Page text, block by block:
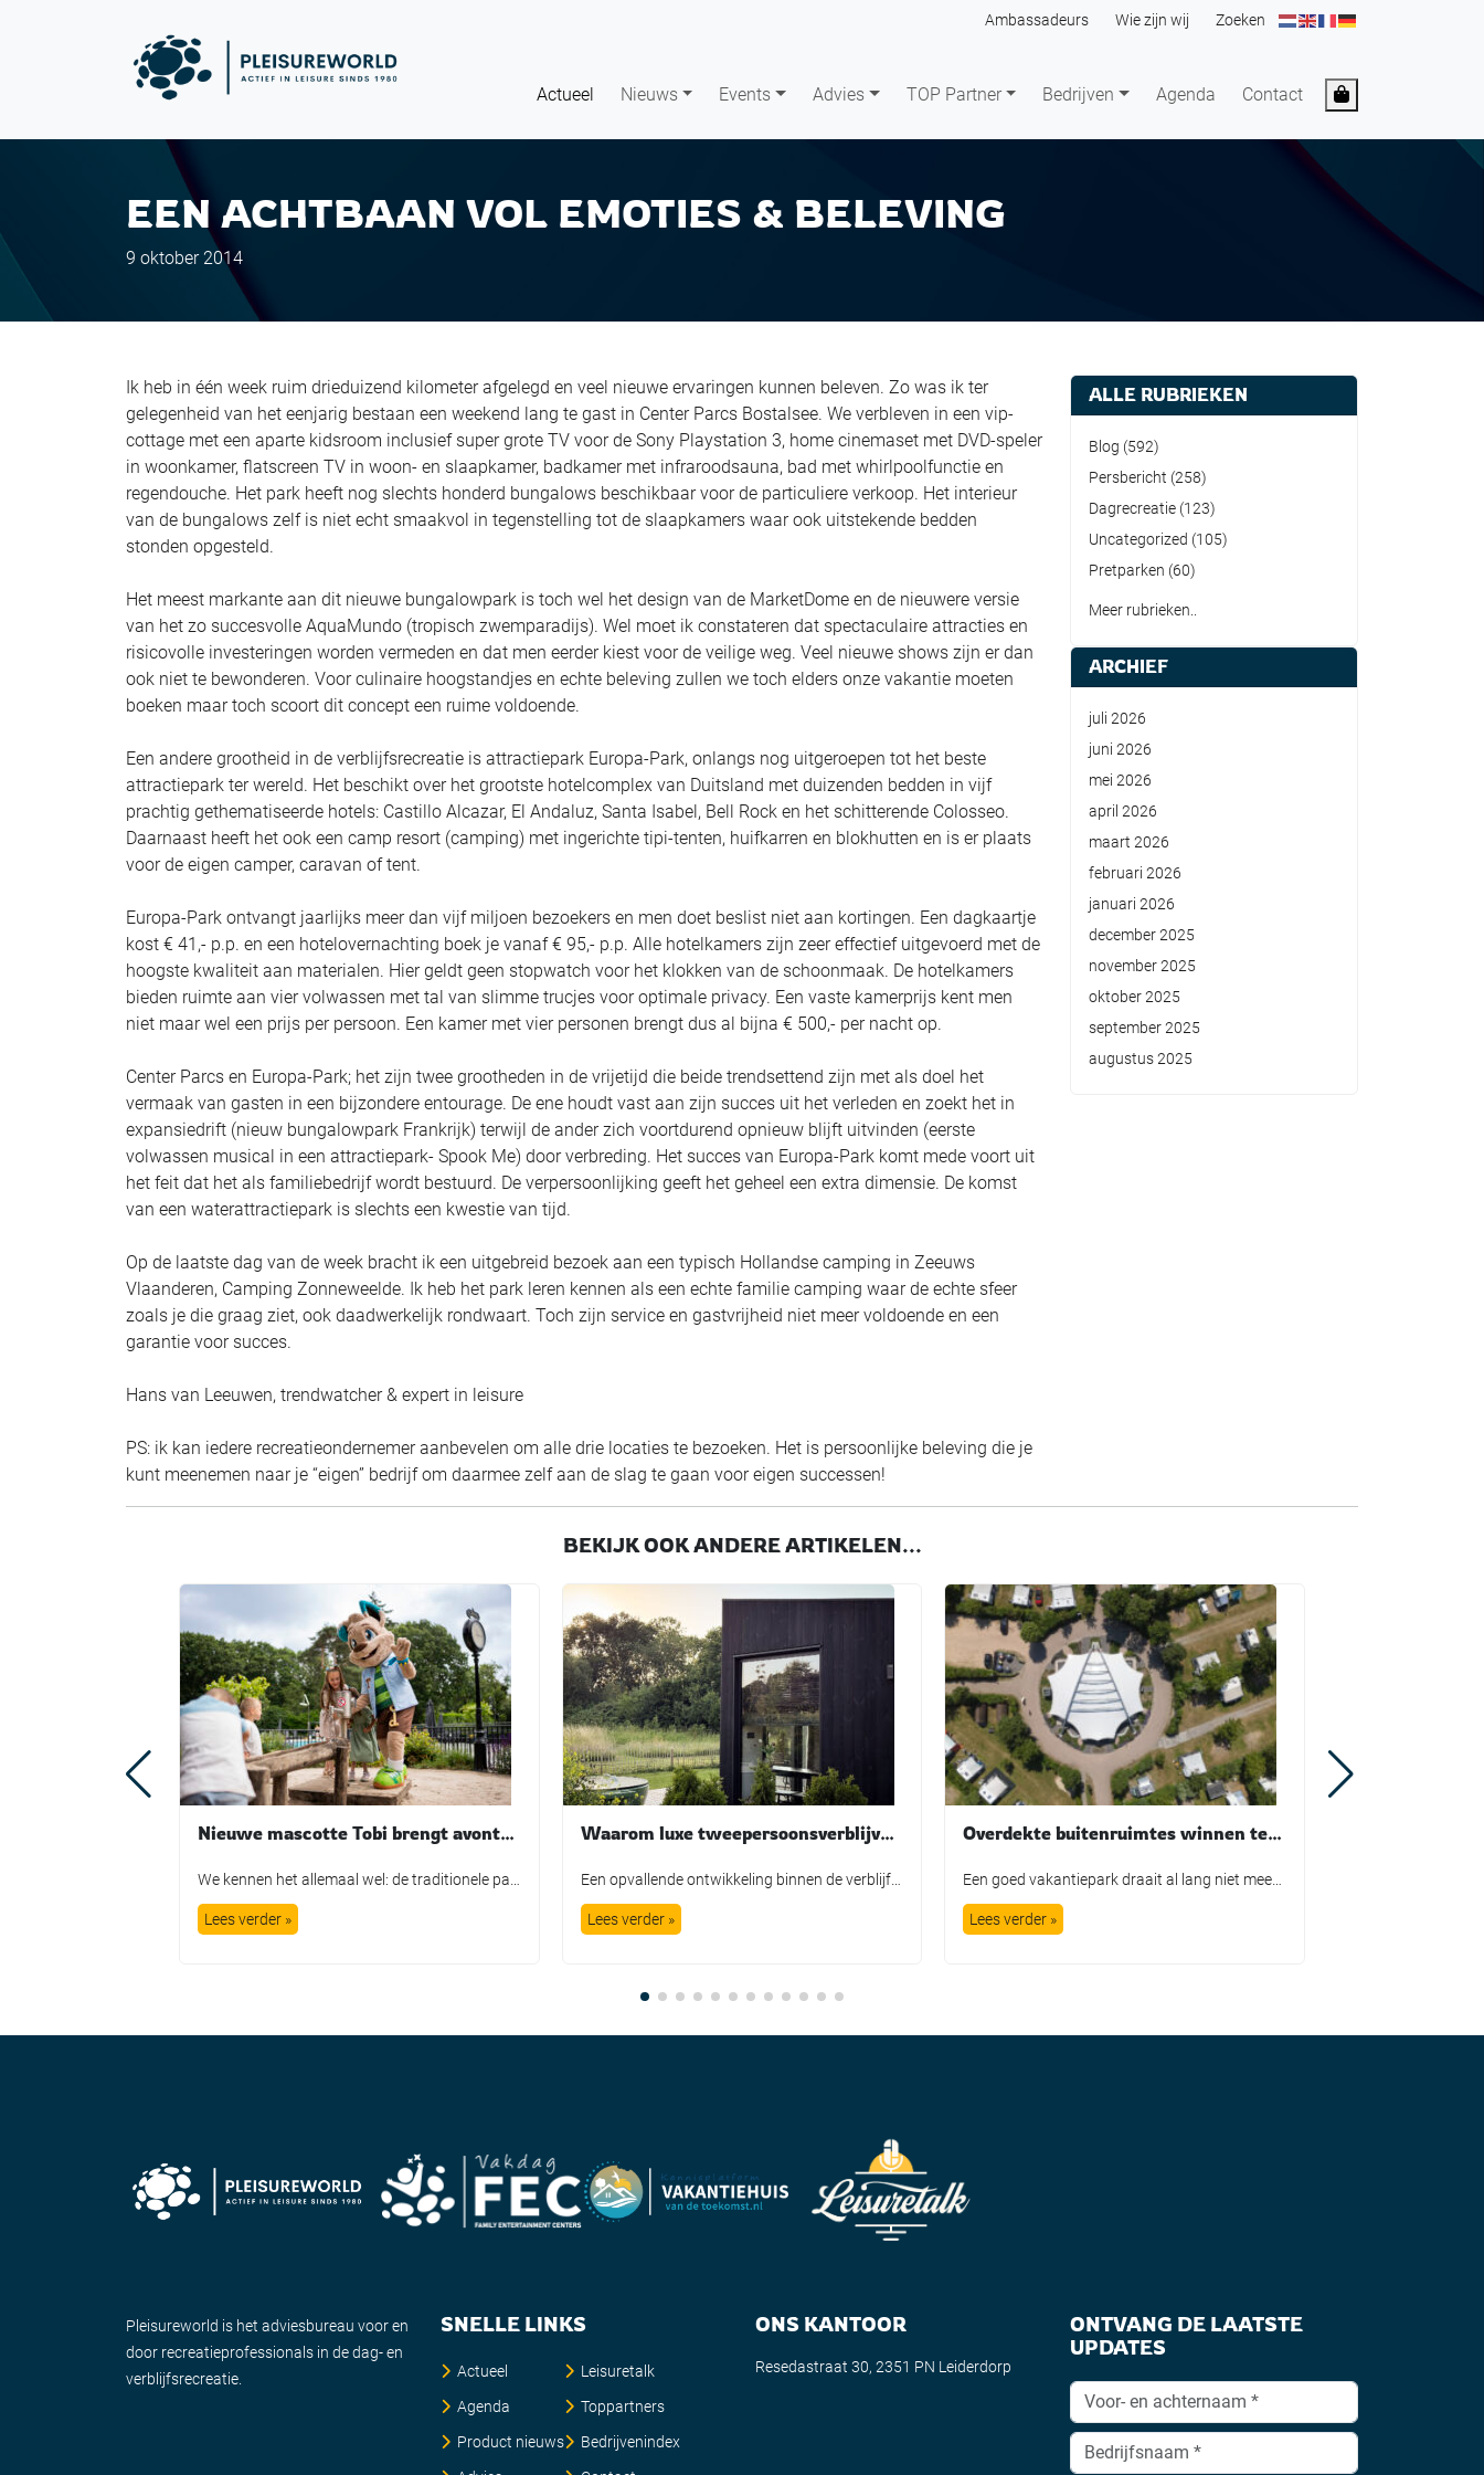
Ambassadeurs Wie zijn wij Zoeken
Actueel Nieuws Events Advies TOP Partner Bedrijven Agenda Contact Cart
EEN ACHTBAAN VOL EMOTIES & BELEVING
9 oktober 2014
Ik heb in één week ruim drieduizend kilometer afgelegd en veel nieuwe ervaringen kunnen beleven. Zo was ik ter
gelegenheid van het eenjarig bestaan een weekend lang te gast in Center Parcs Bostalsee. We verbleven in een vip-
cottage met een aparte kidsroom inclusief super grote TV voor de Sony Playstation 3, home cinemaset met DVD-speler
in woonkamer, flatscreen TV in woon- en slaapkamer, badkamer met infraroodsauna, bad met whirlpoolfunctie en
regendouche. Het park heeft nog slechts honderd bungalows beschikbaar voor de particuliere verkoop. Het interieur
van de bungalows zelf is niet echt smaakvol in tegenstelling tot de slaapkamers waar ook uitstekende bedden
stonden opgesteld.
Het meest markante aan dit nieuwe bungalowpark is toch wel het design van de MarketDome en de nieuwere versie
van het zo succesvolle AquaMundo (tropisch zwemparadijs). Wel moet ik constateren dat spectaculaire attracties en
risicovolle investeringen worden vermeden en dat men eerder kiest voor de veilige weg. Veel nieuwe shows zijn er dan
ook niet te bewonderen. Voor culinaire hoogstandjes en echte beleving zullen we toch elders onze vakantie moeten
boeken maar toch scoort dit concept een ruime voldoende.
Een andere grootheid in de verblijfsrecreatie is attractiepark Europa-Park, onlangs nog uitgeroepen tot het beste
attractiepark ter wereld. Het beschikt over het grootste hotelcomplex van Duitsland met duizenden bedden in vijf
prachtig gethematiseerde hotels: Castillo Alcazar, El Andaluz, Santa Isabel, Bell Rock en het schitterende Colosseo.
Daarnaast heeft het ook een camp resort (camping) met ingerichte tipi-tenten, huifkarren en blokhutten en is er plaats
voor de eigen camper, caravan of tent.
Europa-Park ontvangt jaarlijks meer dan vijf miljoen bezoekers en men doet beslist niet aan kortingen. Een dagkaartje
kost € 41,- p.p. en een hotelovernachting boek je vanaf € 95,- p.p. Alle hotelkamers zijn zeer effectief uitgevoerd met de
hoogste kwaliteit aan materialen. Hier geldt geen stopwatch voor het klokken van de schoonmaak. De hotelkamers
bieden ruimte aan vier volwassen met tal van slimme trucjes voor optimale privacy. Een vaste kamerprijs kent men
niet maar wel een prijs per persoon. Een kamer met vier personen brengt dus al bijna € 500,- per nacht op.
Center Parcs en Europa-Park; het zijn twee grootheden in de vrijetijd die beide trendsettend zijn met als doel het
vermaak van gasten in een bijzondere entourage. De ene houdt vast aan zijn succes uit het verleden en zoekt het in
expansiedrift (nieuw bungalowpark Frankrijk) terwijl de ander zich voortdurend opnieuw blijft uitvinden (eerste
volwassen musical in een attractiepark- Spook Me) door verbreding. Het succes van Europa-Park komt mede voort uit
het feit dat het als familiebedrijf wordt bestuurd. De verpersoonlijking geeft het geheel een extra dimensie. De komst
van een waterattractiepark is slechts een kwestie van tijd.
Op de laatste dag van de week bracht ik een uitgebreid bezoek aan een typisch Hollandse camping in Zeeuws
Vlaanderen, Camping Zonneweelde. Ik heb het park leren kennen als een echte familie camping waar de echte sfeer
zoals je die graag ziet, ook daadwerkelijk rondwaart. Toch zijn service en gastvrijheid niet meer voldoende en een
garantie voor succes.
Hans van Leeuwen, trendwatcher & expert in leisure
PS: ik kan iedere recreatieondernemer aanbevelen om alle drie locaties te bezoeken. Het is persoonlijke beleving die je
kunt meenemen naar je “eigen” bedrijf om daarmee zelf aan de slag te gaan voor eigen successen!
ALLE RUBRIEKEN
Blog (592)
Persbericht (258)
Dagrecreatie (123)
Uncategorized (105)
Pretparken (60)
Meer rubrieken..
ARCHIEF
juli 2026
juni 2026
mei 2026
april 2026
maart 2026
februari 2026
januari 2026
december 2025
november 2025
oktober 2025
september 2025
augustus 2025
BEKIJK OOK ANDERE ARTIKELEN...
Nieuwe mascotte Tobi brengt avontuur en fantasie tot leven bij TopParken
Lees verder »
Waarom luxe tweepersoonsverblijven steeds populairder worden. Langs de Polder laat zien hoe een kleinschalig concept inspeelt op de veranderende vraag in de recreatiesector.
Een opvallende ontwikkeling binnen de verblijfsrecreatie is de groeiende vraag naar accommodaties voor twee personen. Steeds meer stellen (van 30 tot 70+ jaar) kiezen voor een korte vakantie of een weekend weg, waarbij men kiest voor de combinatie privacy, luxe en comfort, in een persoonlijke en onderscheidende setting. Het kleinschalige vakantiepark Langs de Polder in […]
Lees verder »
Overdekte buitenruimtes winnen terrein in de recreatiesector
Lees verder »
Pleisureworld is het adviesbureau voor en
door recreatieprofessionals in de dag- en
verblijfsrecreatie.
SNELLE LINKS
Actueel
Agenda
Product nieuws
Leisuretalk
Toppartners
Bedrijvenindex
ONS KANTOOR
Resedastraat 30, 2351 PN Leiderdorp
ONTVANG DE LAATSTE
UPDATES